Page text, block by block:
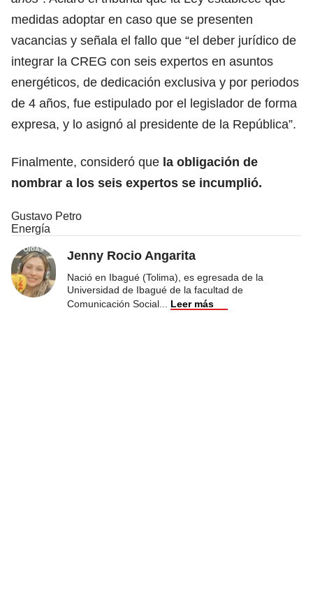
medidas adoptar en caso que se presenten
vacancias y señala el fallo que “el deber jurídico de
integrar la CREG con seis expertos en asuntos
energéticos, de dedicación exclusiva y por periodos
de 4 años, fue estipulado por el legislador de forma
expresa, y lo asignó al presidente de la República”.
Finalmente, consideró que la obligación de
nombrar a los seis expertos se incumplió.
Gustavo Petro
Energía
Jenny Rocio Angarita
Nació en Ibagué (Tolima), es egresada de la
Universidad de Ibagué de la facultad de
Comunicación Social
Leer más